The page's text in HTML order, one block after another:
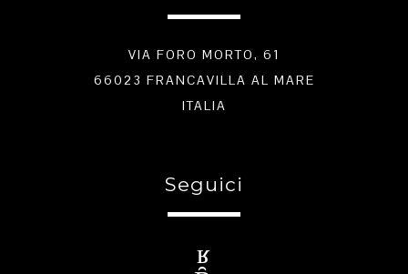
VIA FORO MORTO, 61
66023 FRANCAVILLA AL MARE
ITALIA
Seguici